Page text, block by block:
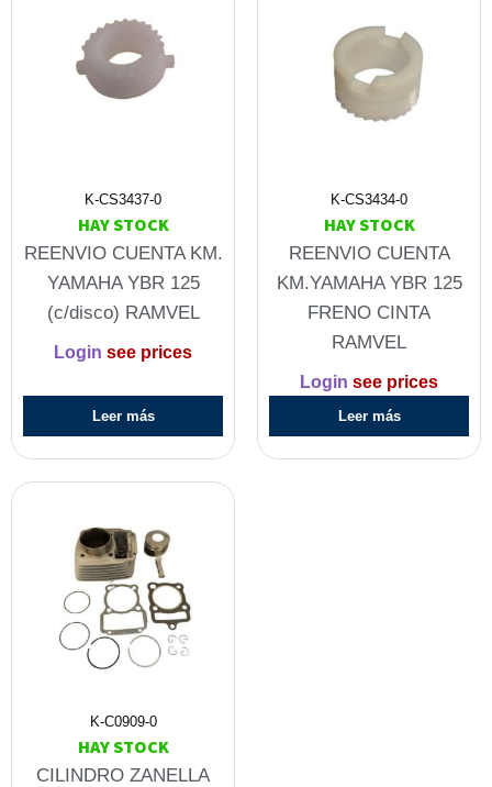
K-CS3437-0
HAY STOCK
REENVIO CUENTA KM.
YAMAHA YBR 125
(c/disco) RAMVEL
Login see prices
Leer más
K-CS3434-0
HAY STOCK
REENVIO CUENTA
KM.YAMAHA YBR 125
FRENO CINTA
RAMVEL
Login see prices
Leer más
K-C0909-0
HAY STOCK
CILINDRO ZANELLA